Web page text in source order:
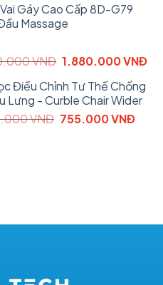
Gáy Cao Cấp 8D-G79
Massage
VNĐ Original
was:
2.800.000 VNĐ.
1.880.000VNĐ
Điều Chỉnh Tư Thế Chống
Lưng - Curble Chair Wider
VNĐ Original
755.000VNĐ